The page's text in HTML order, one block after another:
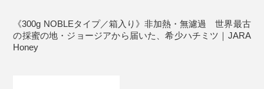
《300g NOBLEタイプ／箱入り》非加熱・無濾過 世界最古
の採蜜の地・ジョージアから届いた、希少ハチミツ｜JARA
Honey